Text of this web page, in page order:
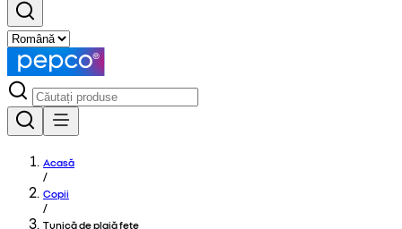
Acasă
/
Copii
/
Tunică de plajă fete